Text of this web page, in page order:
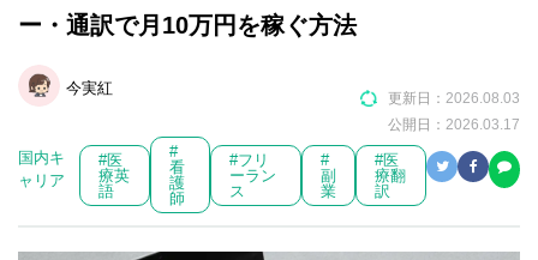
ー・通訳で月10万円を稼ぐ方法
今実紅
更新日： 2026.08.03
公開日： 2026.03.17
国内キ
ャリア
#医
療英
語
#
看
護
師
#フリ
ーラン
ス
#
副
業
#医
療翻
訳